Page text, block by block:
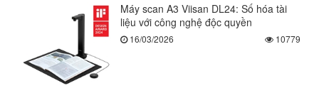
Máy scan A3 Viisan DL24: Số hóa tài
liệu với công nghệ độc quyền
16/03/2026 10779